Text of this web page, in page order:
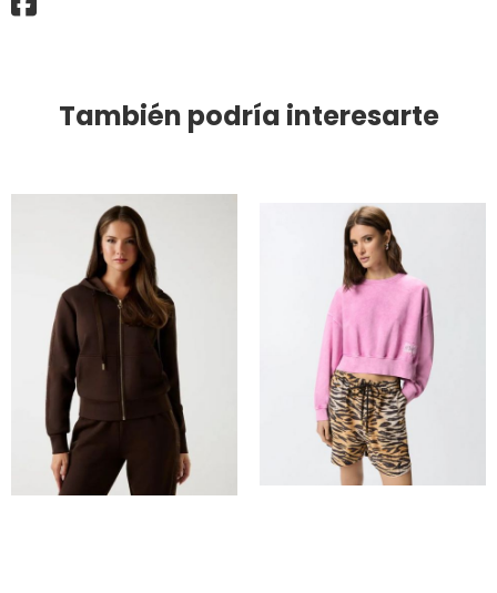
También podría interesarte